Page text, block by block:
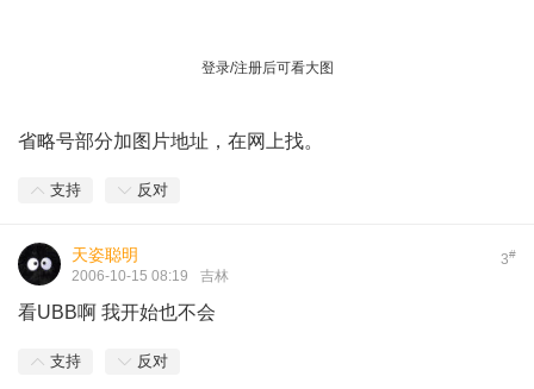
登录/注册后可看大图
省略号部分加图片地址，在网上找。
支持 反对
3#
天姿聪明
2006-10-15 08:19 吉林
看UBB啊 我开始也不会
支持 反对